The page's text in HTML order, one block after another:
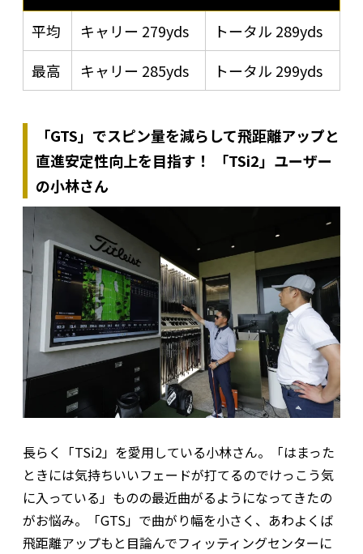
平均
キャリー 279yds
トータル 289yds
最高
キャリー 285yds トータル 299yds
「GTS」でスピン量を減らして飛距離アップと
直進安定性向上を目指す！ 「TSi2」ユーザー
の小林さん
長らく「TSi2」を愛用している小林さん。「はまった
ときには気持ちいいフェードが打てるのでけっこう気
に入っている」ものの最近曲がるようになってきたの
がお悩み。「GTS」で曲がり幅を小さく、あわよくば
飛距離アップもと目論んでフィッティングセンターに